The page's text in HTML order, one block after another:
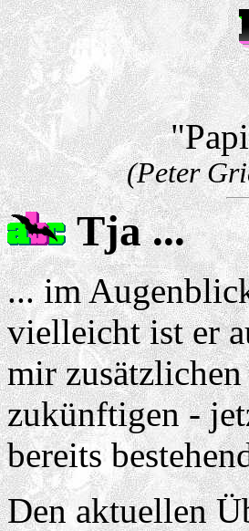
(Peter
Tja ...
... im
vielleicht ist er
mir
zukünftigen -
bereits
Den aktuellen